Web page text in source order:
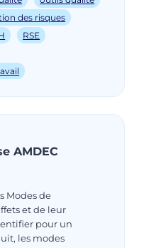
des risques
RSE
AMDEC
Modes de
et de leur
pour un
les modes